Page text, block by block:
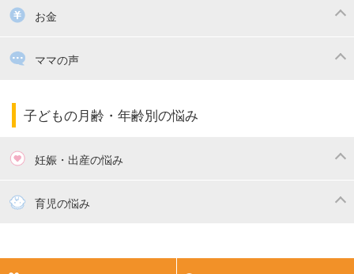
掃除
漫画
出産祝い・内祝い
お金
住宅購入ママの声
子育てコラム
子どもの月齢・年齢別の悩み
妊娠・出産の悩み
妊活 育児の悩み